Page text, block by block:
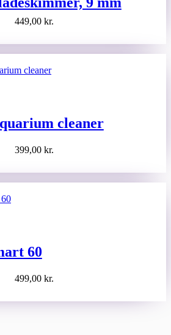
449,00 kr.
cleaner
399,00 kr.
60
499,00 kr.